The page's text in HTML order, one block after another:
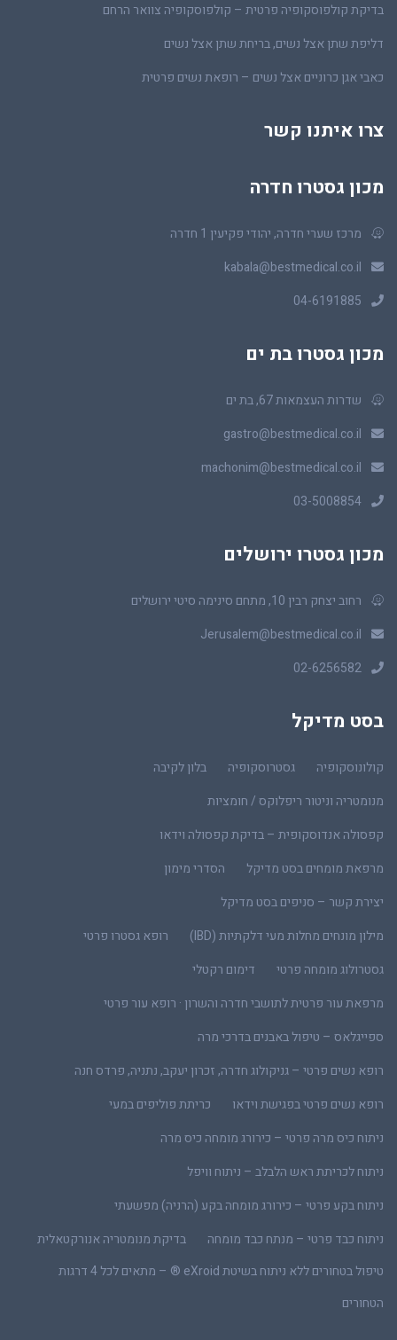
בדיקת קולפוסקופיה פרטית – קולפוסקופיה צוואר הרחם
דליפת שתן אצל נשים, בריחת שתן אצל נשים
כאבי אגן כרוניים אצל נשים – רופאת נשים פרטית
צרו איתנו קשר
מכון גסטרו חדרה
מרכז שערי חדרה, יהודי פקיעין 1 חדרה
kabala@bestmedical.co.il
04-6191885
מכון גסטרו בת ים
שדרות העצמאות 67, בת ים
gastro@bestmedical.co.il
machonim@bestmedical.co.il
03-5008854
מכון גסטרו ירושלים
רחוב יצחק רבין 10, מתחם סינימה סיטי ירושלים
Jerusalem@bestmedical.co.il
02-6256582
בסט מדיקל
קולונוסקופיה גסטרוסקופיה
בלון לקיבה
מנומטריה וניטור ריפלוקס / חומציות
קפסולה אנדוסקופית – בדיקת קפסולה וידאו
מרפאת מומחים בסט מדיקל
הסדרי מימון
יצירת קשר – סניפים בסט מדיקל
מילון מונחים מחלות מעי דלקתיות (IBD)
רופא גסטרו פרטי
גסטרולוג מומחה פרטי
דימום רקטלי
מרפאת עור פרטית לתושבי חדרה והשרון · רופא עור פרטי
ספייגלאס – טיפול באבנים בדרכי מרה
רופא נשים פרטי – גניקולוג חדרה, זכרון יעקב, נתניה, פרדס חנה
רופא נשים פרטי בפגישת וידאו
כריתת פוליפים במעי
ניתוח כיס מרה פרטי – כירורג מומחה כיס מרה
ניתוח לכריתת ראש הלבלב – ניתוח וויפל
ניתוח בקע פרטי – כירורג מומחה בקע (הרניה) מפשעתי
ניתוח כבד פרטי – מנתח כבד מומחה
בדיקת מנומטריה אנורקטאלית
טיפול בטחורים ללא ניתוח בשיטת eXroid ® – מתאים לכל 4 דרגות
הטחורים